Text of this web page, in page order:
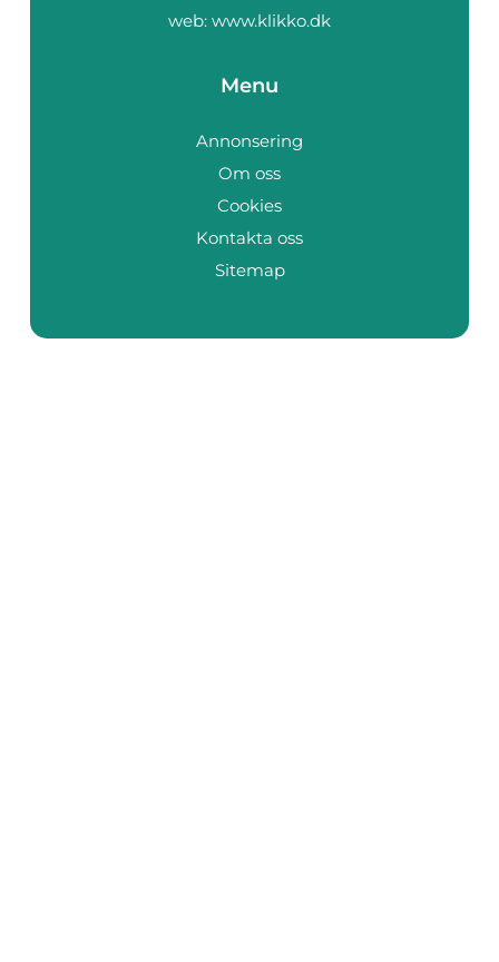
web: www.klikko.dk
Menu
Annonsering
Om oss
Cookies
Kontakta oss
Sitemap